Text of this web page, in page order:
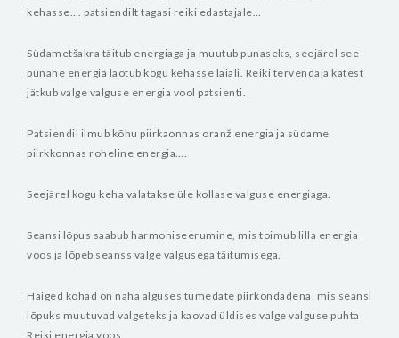
kehasse…. patsiendilt tagasi reiki edastajale…
Südametšakra täitub energiaga ja muutub punaseks, seejärel see
punane energia laotub kogu kehasse laiali. Reiki tervendaja kätest
jätkub valge valguse energia vool patsienti.
Patsiendil ilmub kõhu piirkaonnas oranž energia ja südame
piirkkonnas roheline energia….
Seejärel kogu keha valatakse üle kollase valguse energiaga.
Seansi lõpus saabub harmoniseerumine, mis toimub lilla energia
voos ja lõpeb seanss valge valgusega täitumisega.
Haiged kohad on näha alguses tumedate piirkondadena, mis seansi
lõpuks muutuvad valgeteks ja kaovad üldises valge valguse puhta
Reiki energia voos.